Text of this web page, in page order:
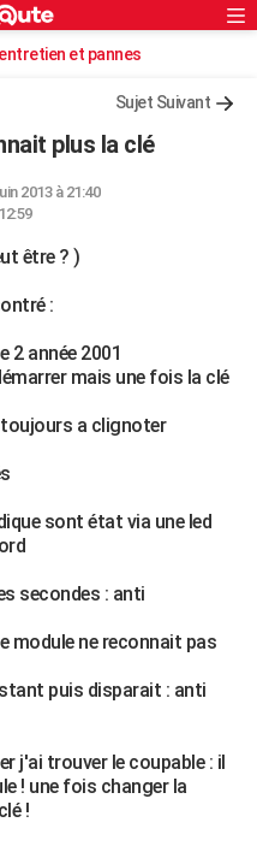
Rechercher
et pannes
Sujet Suivant
plus la clé
2013 à 21:40
être ? )
:
2 année 2001
mais une fois la clé
toujours a clignoter
sont état via une led
secondes : anti
module ne reconnait pas
puis disparait : anti
j'ai trouver le coupable : il
! une fois changer la
!